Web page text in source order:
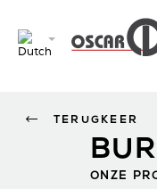
ONZE
TERUGKEER